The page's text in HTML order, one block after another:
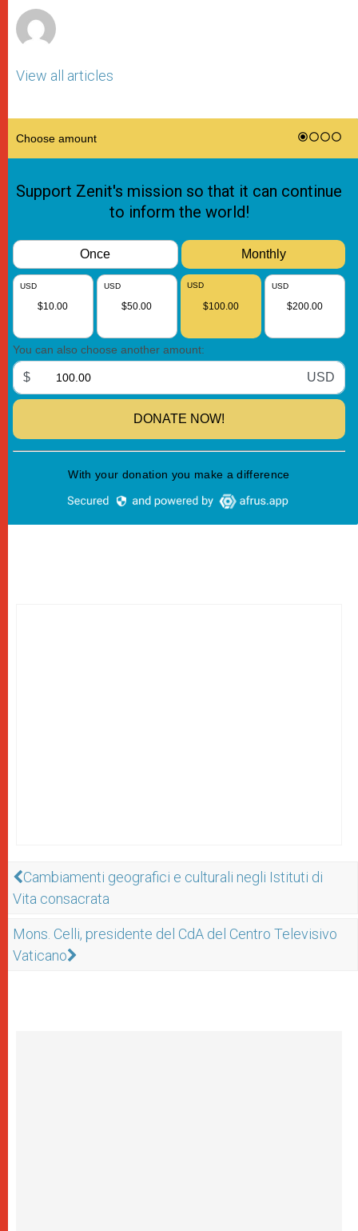
View all articles
Cambiamenti geografici e culturali negli Istituti di
Vita consacrata
Mons. Celli, presidente del CdA del Centro Televisivo
Vaticano